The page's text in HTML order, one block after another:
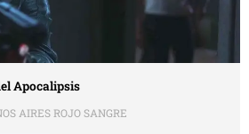
Apocalipsis
AIRES ROJO SANGRE